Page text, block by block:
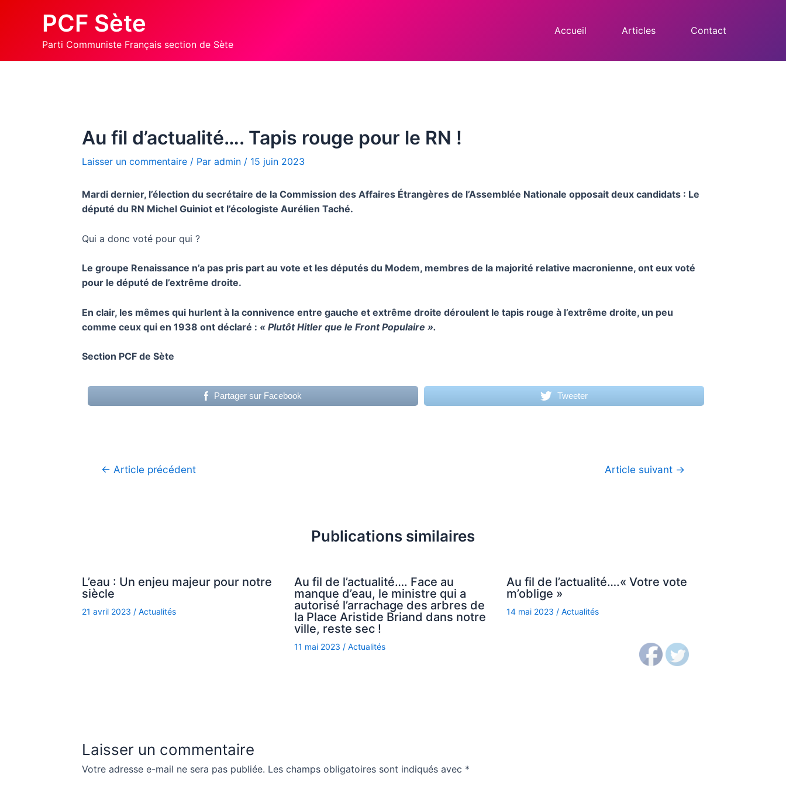
PCF Sète
Parti Communiste Français section de Sète
Accueil Articles Contact
Au fil d’actualité…. Tapis rouge pour le RN !
Laisser un commentaire / Par admin / 15 juin 2023
Mardi dernier, l’élection du secrétaire de la Commission des Affaires Étrangères de l’Assemblée Nationale opposait deux candidats : Le
député du RN Michel Guiniot et l’écologiste Aurélien Taché.
Qui a donc voté pour qui ?
Le groupe Renaissance n’a pas pris part au vote et les députés du Modem, membres de la majorité relative macronienne, ont eux voté
pour le député de l’extrême droite.
En clair, les mêmes qui hurlent à la connivence entre gauche et extrême droite déroulent le tapis rouge à l’extrême droite, un peu
comme ceux qui en 1938 ont déclaré : « Plutôt Hitler que le Front Populaire ».
Section PCF de Sète
Partager sur Facebook Tweeter
Navigation
← Article précédent Article suivant →
Publications similaires
L’eau : Un enjeu majeur pour notre
siècle
21 avril 2023 / Actualités
Au fil de l’actualité…. Face au
manque d’eau, le ministre qui a
autorisé l’arrachage des arbres de
la Place Aristide Briand dans notre
ville, reste sec !
11 mai 2023 / Actualités
Au fil de l’actualité….« Votre vote
m’oblige »
14 mai 2023 / Actualités
Laisser un commentaire
Votre adresse e-mail ne sera pas publiée. Les champs obligatoires sont indiqués avec *